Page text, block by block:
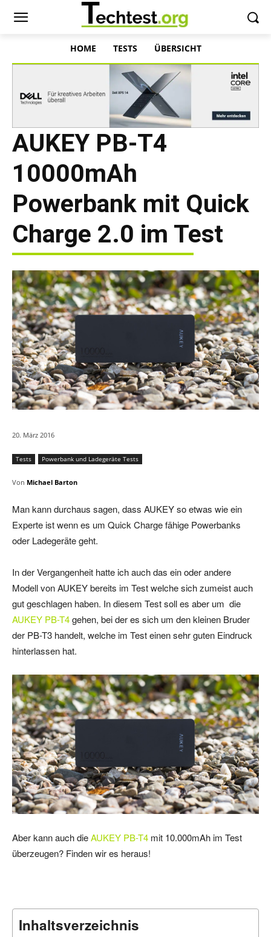
HOME TESTS ÜBERSICHT
AUKEY PB-T4
10000mAh
Powerbank mit Quick
Charge 2.0 im Test
20. März 2016
Tests Powerbank und Ladegeräte Tests
Von Michael Barton
Man kann durchaus sagen, dass AUKEY so etwas wie ein
Experte ist wenn es um Quick Charge fähige Powerbanks
oder Ladegeräte geht.
In der Vergangenheit hatte ich auch das ein oder andere
Modell von AUKEY bereits im Test welche sich zumeist auch
gut geschlagen haben. In diesem Test soll es aber um die
AUKEY PB-T4gehen, bei der es sich um den kleinen Bruder
der PB-T3 handelt, welche im Test einen sehr guten Eindruck
hinterlassen hat.
Aber kann auch dieAUKEY PB-T4 mit 10.000mAh im Test
überzeugen? Finden wir es heraus!
Inhaltsverzeichnis